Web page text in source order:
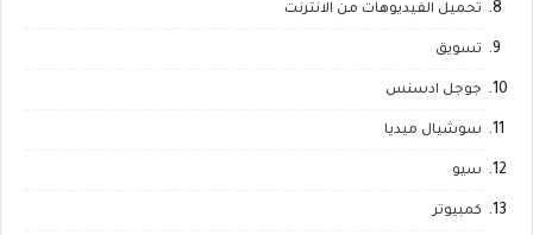
تحميل الفيديوهات من الانترنت
تسويق
جوجل ادسنس
سوشيال ميديا
سيو
كمبيوتر